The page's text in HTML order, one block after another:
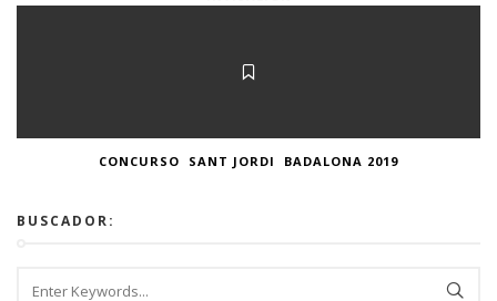
CONCURSO SANT JORDI BADALONA 2019
BUSCADOR: